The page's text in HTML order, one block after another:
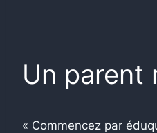
Un parent
« Commencez par